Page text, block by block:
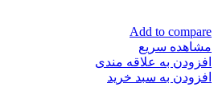
Add to compare
مشاهده سریع
افزودن به علاقه مندی
افزودن به سبد خرید